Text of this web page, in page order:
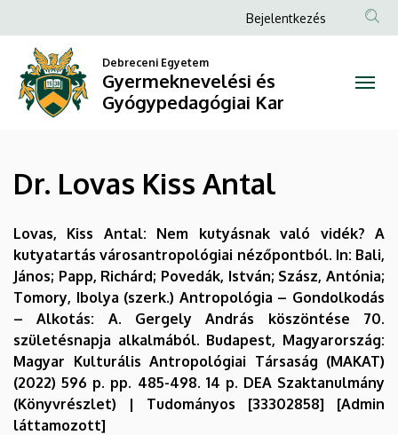
Lovas
Kiss
Antal
Gyermeknevelési
és
Gyógypedagógiai
Kar
a
tartalomra
Anonim
fiók
menüje
Bejelentkezés
Debreceni Egyetem
Gyermeknevelési és
Gyógypedagógiai Kar
Dr. Lovas Kiss Antal
Lovas, Kiss Antal: Nem kutyásnak való vidék? A
kutyatartás városantropológiai nézőpontból. In: Bali,
János; Papp, Richárd; Povedák, István; Szász, Antónia;
Tomory, Ibolya (szerk.) Antropológia – Gondolkodás
– Alkotás: A. Gergely András köszöntése 70.
születésnapja alkalmából. Budapest, Magyarország:
Magyar Kulturális Antropológiai Társaság (MAKAT)
(2022) 596 p. pp. 485-498. 14 p. DEA Szaktanulmány
(Könyvrészlet) | Tudományos [33302858] [Admin
láttamozott]